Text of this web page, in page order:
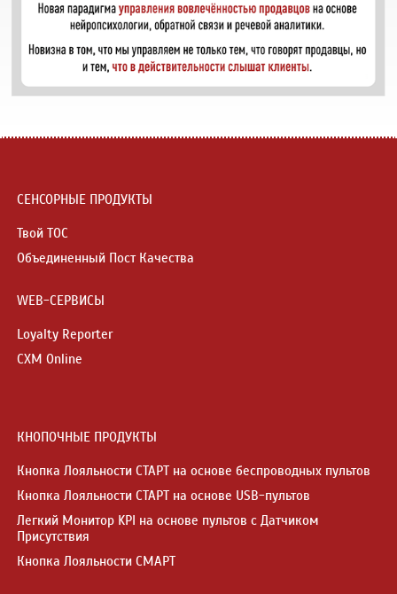
СЕНСОРНЫЕ ПРОДУКТЫ
Твой ТОС
Объединенный Пост Качества
WEB-СЕРВИСЫ
Loyalty Reporter
CXM Online
КНОПОЧНЫЕ ПРОДУКТЫ
Кнопка Лояльности СТАРТ на основе беспроводных пультов
Кнопка Лояльности СТАРТ на основе USB-пультов
Легкий Монитор KPI на основе пультов с Датчиком
Присутствия
Кнопка Лояльности СМАРТ